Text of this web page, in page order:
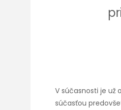
V súčasnosti je už
súčasťou